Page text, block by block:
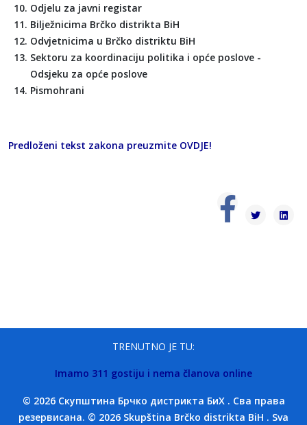
Odjelu za javni registar
Bilježnicima Brčko distrikta BiH
Odvjetnicima u Brčko distriktu BiH
Sektoru za koordinaciju politika i opće poslove -
Odsjeku za opće poslove
Pismohrani
Predloženi tekst zakona preuzmite OVDJE!
TRENUTNO JE TU:
Imamo 311 gostiju i nema članova online
© 2026 Скупштина Брчко дистрикта БиХ . Сва права
резервисана. © 2026 Skupština Brčko distrikta BiH . Sva